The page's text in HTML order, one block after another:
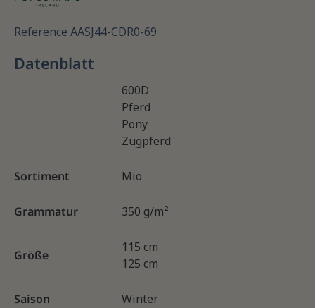
Reference AASJ44-CDR0-69
Datenblatt
600D
Pferd
Pony
Zugpferd
Sortiment Mio
Grammatur 350 g/m²
Größe
115 cm
125 cm
Saison Winter